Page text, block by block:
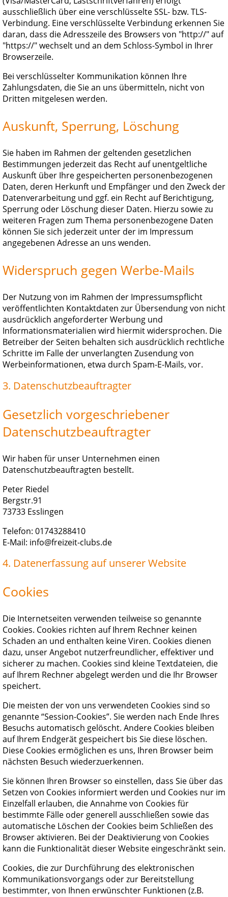
ausschließlich über eine verschlüsselte SSL- bzw. TLS-
Verbindung. Eine verschlüsselte Verbindung erkennen Sie
daran, dass die Adresszeile des Browsers von "http://" auf
"https://" wechselt und an dem Schloss-Symbol in Ihrer
Browserzeile.
Bei verschlüsselter Kommunikation können Ihre
Zahlungsdaten, die Sie an uns übermitteln, nicht von
Dritten mitgelesen werden.
Auskunft, Sperrung, Löschung
Sie haben im Rahmen der geltenden gesetzlichen
Bestimmungen jederzeit das Recht auf unentgeltliche
Auskunft über Ihre gespeicherten personenbezogenen
Daten, deren Herkunft und Empfänger und den Zweck der
Datenverarbeitung und ggf. ein Recht auf Berichtigung,
Sperrung oder Löschung dieser Daten. Hierzu sowie zu
weiteren Fragen zum Thema personenbezogene Daten
können Sie sich jederzeit unter der im Impressum
angegebenen Adresse an uns wenden.
Widerspruch gegen Werbe-Mails
Der Nutzung von im Rahmen der Impressumspflicht
veröffentlichten Kontaktdaten zur Übersendung von nicht
ausdrücklich angeforderter Werbung und
Informationsmaterialien wird hiermit widersprochen. Die
Betreiber der Seiten behalten sich ausdrücklich rechtliche
Schritte im Falle der unverlangten Zusendung von
Werbeinformationen, etwa durch Spam-E-Mails, vor.
3. Datenschutzbeauftragter
Gesetzlich vorgeschriebener
Datenschutzbeauftragter
Wir haben für unser Unternehmen einen
Datenschutzbeauftragten bestellt.
Peter Riedel
Bergstr.91
73733 Esslingen
Telefon: 01743288410
E-Mail: info@freizeit-clubs.de
4. Datenerfassung auf unserer Website
Cookies
Die Internetseiten verwenden teilweise so genannte
Cookies. Cookies richten auf Ihrem Rechner keinen
Schaden an und enthalten keine Viren. Cookies dienen
dazu, unser Angebot nutzerfreundlicher, effektiver und
sicherer zu machen. Cookies sind kleine Textdateien, die
auf Ihrem Rechner abgelegt werden und die Ihr Browser
speichert.
Die meisten der von uns verwendeten Cookies sind so
genannte “Session-Cookies”. Sie werden nach Ende Ihres
Besuchs automatisch gelöscht. Andere Cookies bleiben
auf Ihrem Endgerät gespeichert bis Sie diese löschen.
Diese Cookies ermöglichen es uns, Ihren Browser beim
nächsten Besuch wiederzuerkennen.
Sie können Ihren Browser so einstellen, dass Sie über das
Setzen von Cookies informiert werden und Cookies nur im
Einzelfall erlauben, die Annahme von Cookies für
bestimmte Fälle oder generell ausschließen sowie das
automatische Löschen der Cookies beim Schließen des
Browser aktivieren. Bei der Deaktivierung von Cookies
kann die Funktionalität dieser Website eingeschränkt sein.
Cookies, die zur Durchführung des elektronischen
Kommunikationsvorgangs oder zur Bereitstellung
bestimmter, von Ihnen erwünschter Funktionen (z.B.